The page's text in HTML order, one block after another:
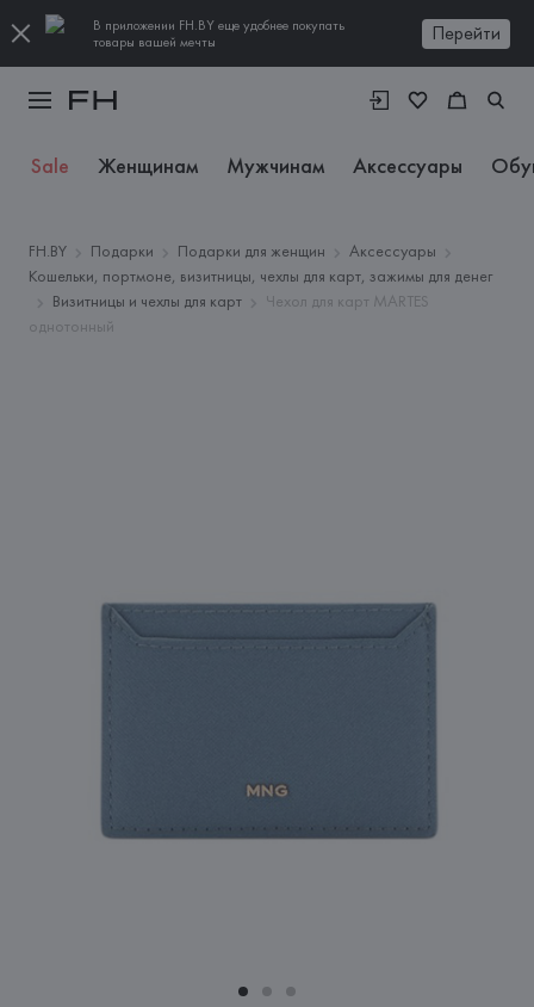
В приложении FH.BY еще удобнее покупать
товары вашей мечты
Перейти
Sale Женщинам Мужчинам Аксессуары
FH.BY Подарки Подарки для женщин
Аксессуары
Кошельки, портмоне, визитницы, чехлы для карт, зажимы для денег
Визитницы и чехлы для карт
Чехол для карт MARTES
однотонный